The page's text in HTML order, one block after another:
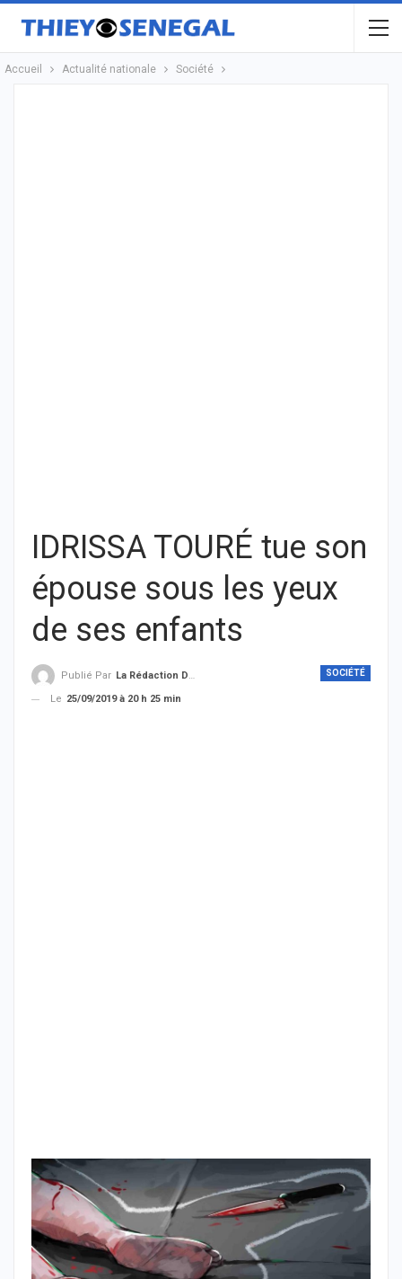
Accueil Actualité nationale Société
IDRISSA TOURÉ tue son
épouse sous les yeux
de ses enfants
SOCIÉTÉ
Publié Par La Rédaction De THIEYSENEGAL.com
Le 25/09/2019 à 20 h 25 min